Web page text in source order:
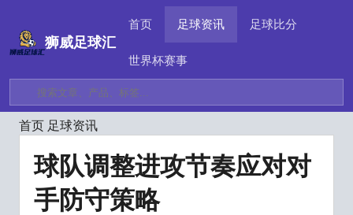
狮威足球汇
首页 足球资讯 足球比分
世界杯赛事
首页 足球资讯
球队调整进攻节奏应对对
手防守策略